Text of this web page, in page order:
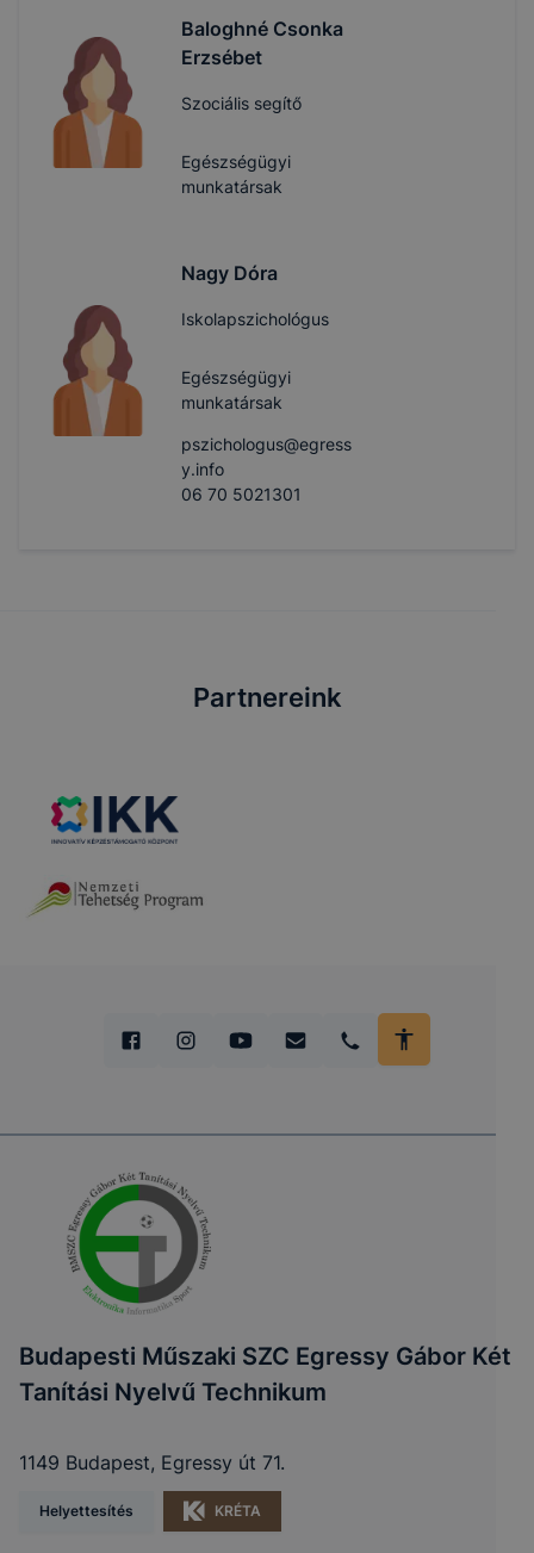
Baloghné Csonka
Erzsébet
Szociális segítő
Egészségügyi
munkatársak
Nagy Dóra
Iskolapszichológus
Egészségügyi
munkatársak
pszichologus@egress
y.info
06 70 5021301
Partnereink
Budapesti Műszaki SZC Egressy Gábor Két
Tanítási Nyelvű Technikum
1149 Budapest, Egressy út 71.
Helyettesítés KRÉTA